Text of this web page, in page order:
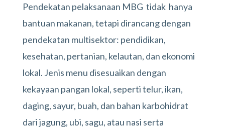
Pendekatan pelaksanaan MBG tidak hanya
bantuan makanan, tetapi dirancang dengan
pendekatan multisektor: pendidikan,
kesehatan, pertanian, kelautan, dan ekonomi
lokal. Jenis menu disesuaikan dengan
kekayaan pangan lokal, seperti telur, ikan,
daging, sayur, buah, dan bahan karbohidrat
dari jagung, ubi, sagu, atau nasi serta